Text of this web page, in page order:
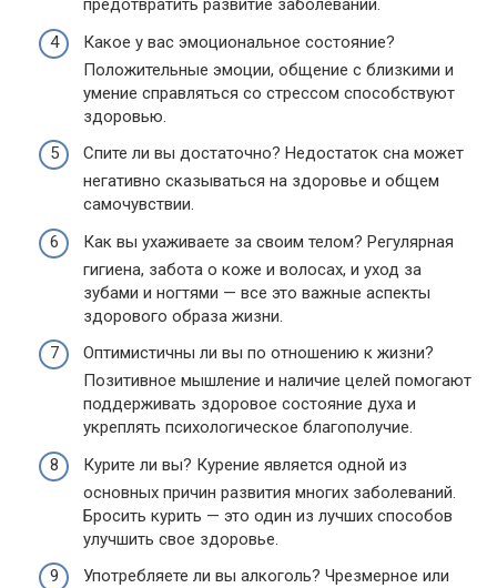
предотвратить развитие заболеваний.
Какое у вас эмоциональное состояние?
Положительные эмоции, общение с близкими и
умение справляться со стрессом способствуют
здоровью.
Спите ли вы достаточно? Недостаток сна может
негативно сказываться на здоровье и общем
самочувствии.
Как вы ухаживаете за своим телом? Регулярная
гигиена, забота о коже и волосах, и уход за
зубами и ногтями — все это важные аспекты
здорового образа жизни.
Оптимистичны ли вы по отношению к жизни?
Позитивное мышление и наличие целей помогают
поддерживать здоровое состояние духа и
укреплять психологическое благополучие.
Курите ли вы? Курение является одной из
основных причин развития многих заболеваний.
Бросить курить — это один из лучших способов
улучшить свое здоровье.
Употребляете ли вы алкоголь? Чрезмерное или